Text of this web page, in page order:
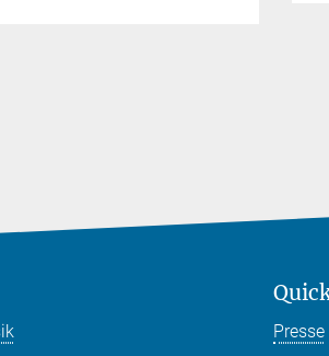
Presse